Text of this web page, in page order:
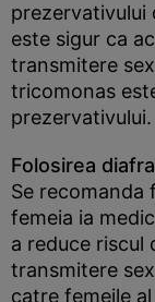
prezervativului
este sigur ca
transmitere
tricomonas
prezervativului.
Folosirea
Se recomanda
femeia ia
a reduce riscul
transmitere
catre femeile